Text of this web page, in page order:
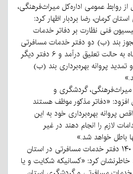
روابط عمومی اداره‌کل میراث‌فرهنگی،
کرمان، رضا بردبار اظهار کرد:
فنی نظارت بر دفاتر خدمات
بند (ب) دو دفتر خدمات مسافرتی
این استان به مدت یک ماه به حالت تعلیق درآمد و ۶ دفتر دیگر
پروانه بهره‌برداری بند (ب)
گردشگری و
«دفاتر مذکور موظف هستند
پروانه بهره‌برداری خود به این
لازم را انجام دهند در غیر
باطل خواهد شد.»
او با اشاره به اینکه حدود ۱۴۰ دفتر خدمات مسافرتی در استان
خاطرنشان کرد: «کسانیکه شکایت و یا